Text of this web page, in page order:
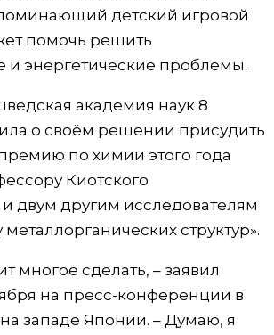
детский игровой
помочь решить
и энергетические проблемы.
академия наук 8
о своём решении присудить
по химии этого года
Киотского
и двум другим исследователям
металлорганических структур».
многое сделать, – заявил
на пресс-конференции в
западе Японии. – Думаю, я